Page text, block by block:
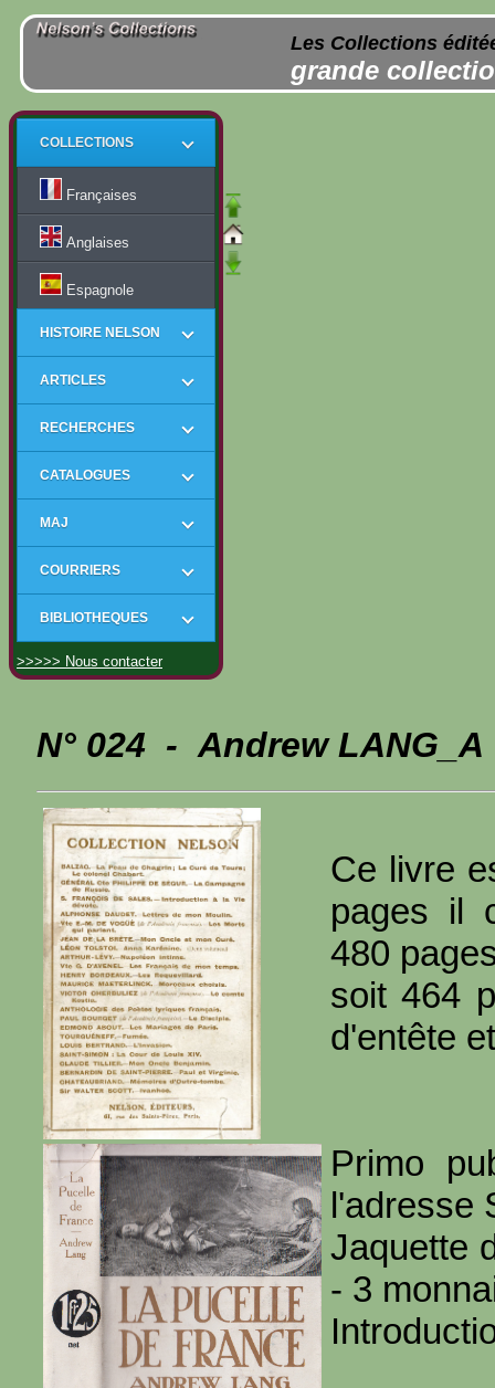
Les Collections
grande
COLLECTIONS
Françaises
Anglaises
Espagnole
HISTOIRE NELSON
ARTICLES
RECHERCHES
CATALOGUES
MAJ
COURRIERS
BIBLIOTHEQUES
>>>>> Nous contacter
N° 024 - Andrew
Ce livre
pages il
480
soit 464
d'entête
Primo
l'adresse
Jaquette
- 3